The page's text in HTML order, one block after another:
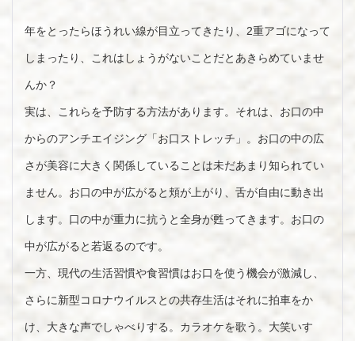
年をとったらほうれい線が目立ってきたり、2重アゴになって
しまったり、これはしょうがないことだとあきらめていませ
んか？
実は、これらを予防する方法があります。それは、お口の中
からのアンチエイジング「お口ストレッチ」。お口の中の広
さが美容に大きく関係していることは未だあまり知られてい
ません。お口の中が広がると頬が上がり、舌が自由に動き出
します。口の中が重力に抗うと全身が甦ってきます。お口の
中が広がると若返るのです。
一方、現代の生活習慣や食習慣はお口を使う機会が激減し、
さらに新型コロナウイルスとの共存生活はそれに拍車をか
け、大きな声でしゃべりする。カラオケを歌う。大笑いす